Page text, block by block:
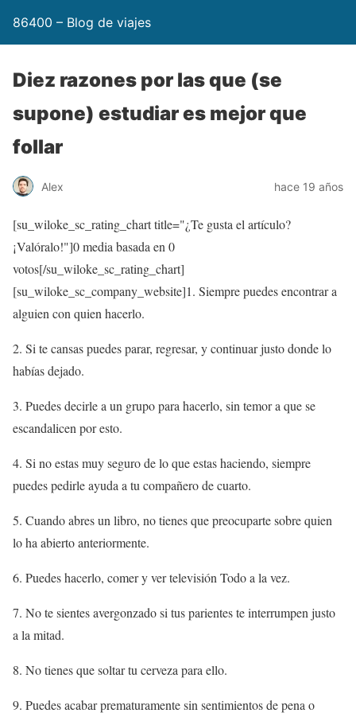
86400 – Blog de viajes
Diez razones por las que (se
supone) estudiar es mejor que
follar
Alex hace 19 años
[su_wiloke_sc_rating_chart title="¿Te gusta el artículo?
¡Valóralo!"]0media basada en 0
votos[/su_wiloke_sc_rating_chart]
[su_wiloke_sc_company_website]1. Siempre puedes encontrar a
alguien con quien hacerlo.
2. Si te cansas puedes parar, regresar, y continuar justo donde lo
habías dejado.
3. Puedes decirle a un grupo para hacerlo, sin temor a que se
escandalicen por esto.
4. Si no estas muy seguro de lo que estas haciendo, siempre
puedes pedirle ayuda a tu compañero de cuarto.
5. Cuando abres un libro, no tienes que preocuparte sobre quien
lo ha abierto anteriormente.
6. Puedes hacerlo, comer y ver televisión Todo a la vez.
7. No te sientes avergonzado si tus parientes te interrumpen justo
a la mitad.
8. No tienes que soltar tu cerveza para ello.
9. Puedes acabar prematuramente sin sentimientos de pena o